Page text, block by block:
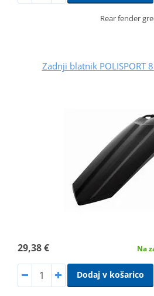
Rear fender
Zadnji blatnik POLISPORT
29,38 € Na
Dodaj v košarico